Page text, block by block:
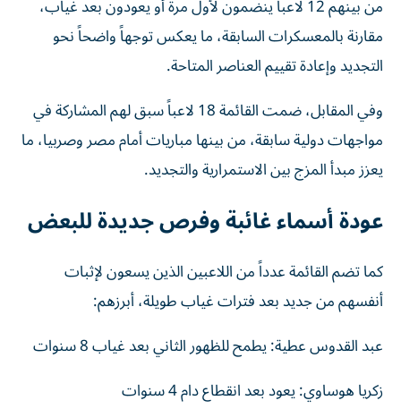
من بينهم 12 لاعباً ينضمون لأول مرة أو يعودون بعد غياب،
مقارنة بالمعسكرات السابقة، ما يعكس توجهاً واضحاً نحو
التجديد وإعادة تقييم العناصر المتاحة.
وفي المقابل، ضمت القائمة 18 لاعباً سبق لهم المشاركة في
مواجهات دولية سابقة، من بينها مباريات أمام مصر وصربيا، ما
يعزز مبدأ المزج بين الاستمرارية والتجديد.
عودة أسماء غائبة وفرص جديدة للبعض
كما تضم القائمة عدداً من اللاعبين الذين يسعون لإثبات
أنفسهم من جديد بعد فترات غياب طويلة، أبرزهم:
عبد القدوس عطية: يطمح للظهور الثاني بعد غياب 8 سنوات
زكريا هوساوي: يعود بعد انقطاع دام 4 سنوات